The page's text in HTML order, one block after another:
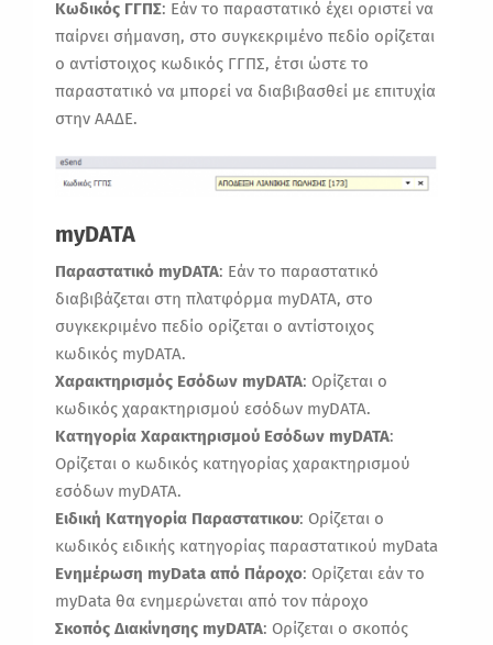
Κωδικός ΓΓΠΣ: Εάν το παραστατικό έχει οριστεί να
παίρνει σήμανση, στο συγκεκριμένο πεδίο ορίζεται
ο αντίστοιχος κωδικός ΓΓΠΣ, έτσι ώστε το
παραστατικό να μπορεί να διαβιβασθεί με επιτυχία
στην ΑΑΔΕ.
myDATA
Παραστατικό myDATA: Εάν το παραστατικό
διαβιβάζεται στη πλατφόρμα myDATA, στο
συγκεκριμένο πεδίο ορίζεται ο αντίστοιχος
κωδικός myDATA.
Χαρακτηρισμός Εσόδων myDATA: Ορίζεται ο
κωδικός χαρακτηρισμού εσόδων myDATA.
Κατηγορία Χαρακτηρισμού Εσόδων myDATA:
Ορίζεται ο κωδικός κατηγορίας χαρακτηρισμού
εσόδων myDATA.
Ειδική Κατηγορία Παραστατικου: Ορίζεται ο
κωδικός ειδικής κατηγορίας παραστατικού myData
Ενημέρωση myData από Πάροχο: Ορίζεται εάν το
myData θα ενημερώνεται από τον πάροχο
Σκοπός Διακίνησης myDATA: Ορίζεται ο σκοπός